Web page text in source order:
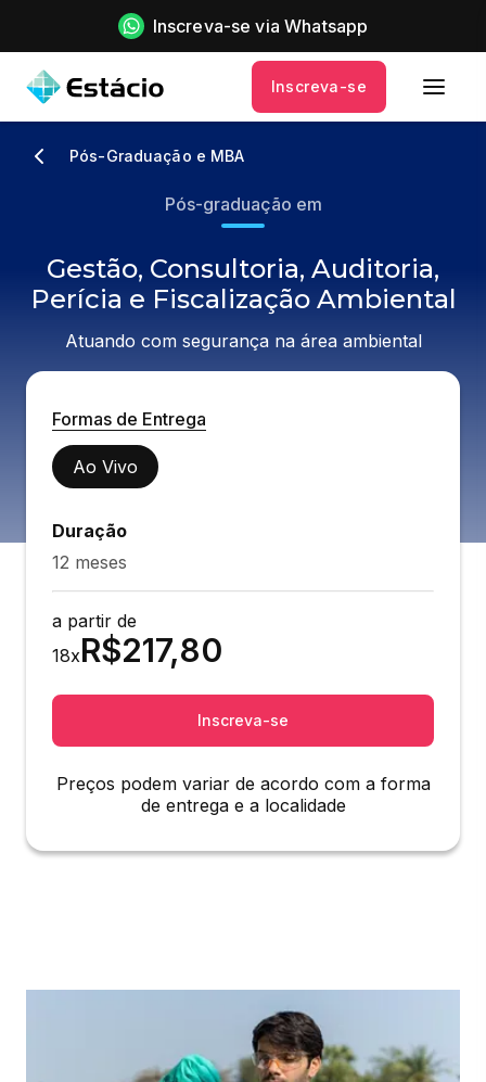
Inscreva-se via Whatsapp
Inscreva-se
Pós-Graduação e MBA
Pós-graduação em
Gestão, Consultoria, Auditoria,
Perícia e Fiscalização Ambiental
Atuando com segurança na área ambiental
Formas de Entrega
Ao Vivo
Duração
12 meses
a partir de
18xR$217,80
Inscreva-se
Preços podem variar de acordo com a forma
de entrega e a localidade